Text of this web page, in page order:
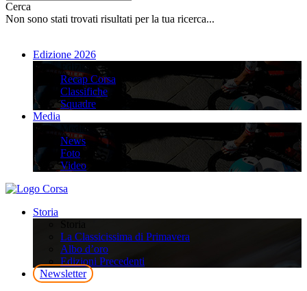
Cerca
Non sono stati trovati risultati per la tua ricerca...
Edizione 2026
Edizione 2026
Recap Corsa
Classifiche
Squadre
Media
Media
News
Foto
Video
Storia
La Classicissima di Primavera
Albo d’oro
Edizioni Precedenti
Newsletter